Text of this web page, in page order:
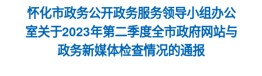
怀化市政务公开政务服务领导小组办公
室关于2023年第二季度全市政府网站与
政务新媒体检查情况的通报